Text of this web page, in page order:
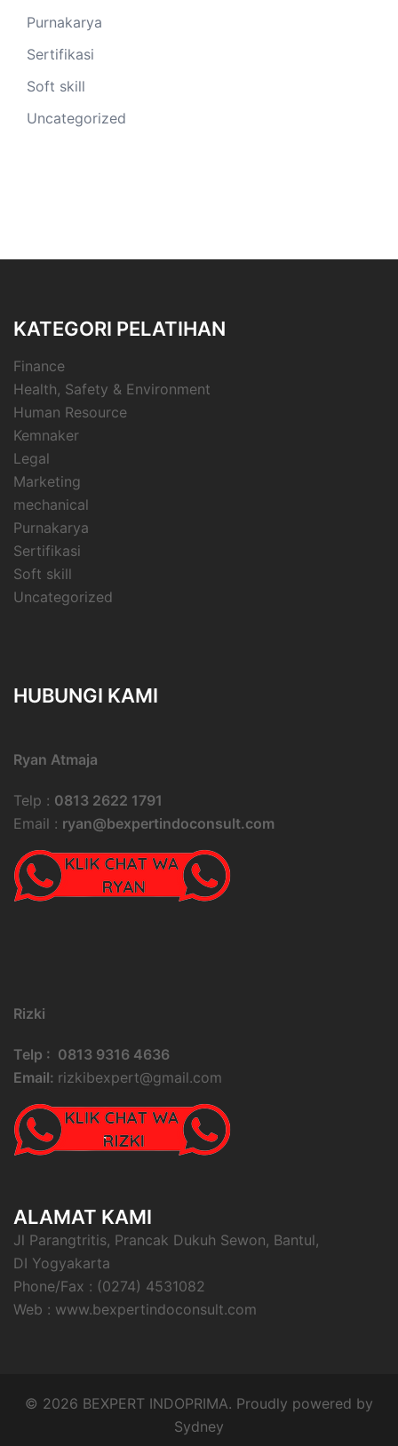
Purnakarya
Sertifikasi
Soft skill
Uncategorized
KATEGORI PELATIHAN
Finance
Health, Safety & Environment
Human Resource
Kemnaker
Legal
Marketing
mechanical
Purnakarya
Sertifikasi
Soft skill
Uncategorized
HUBUNGI KAMI
Ryan Atmaja
Telp : 0813 2622 1791
Email : ryan@bexpertindoconsult.com
Rizki
Telp : 0813 9316 4636
Email: rizkibexpert@gmail.com
ALAMAT KAMI
Jl Parangtritis, Prancak Dukuh Sewon, Bantul,
DI Yogyakarta
Phone/Fax : (0274) 4531082
Web : www.bexpertindoconsult.com
© 2026 BEXPERT INDOPRIMA. Proudly powered by
Sydney